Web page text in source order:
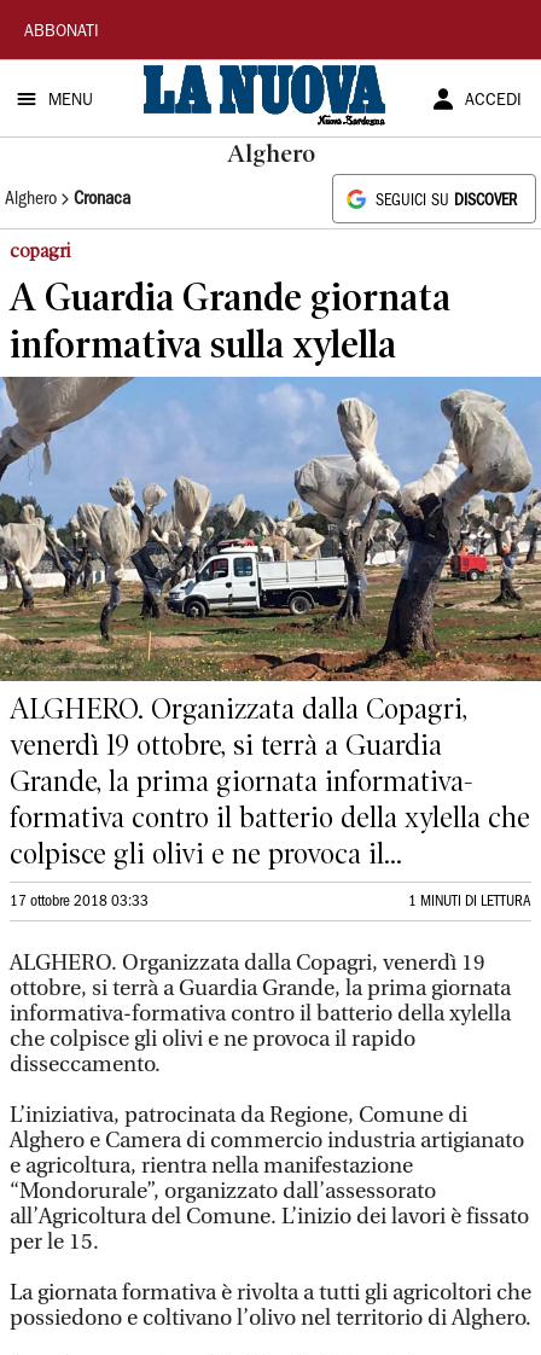
La
Nuova
Sardegna
ABBONATI
MENU ACCEDI
Alghero
Alghero Cronaca SEGUICI SU DISCOVER
copagri
A Guardia Grande giornata
informativa sulla xylella
ALGHERO. Organizzata dalla Copagri,
venerdì 19 ottobre, si terrà a Guardia
Grande, la prima giornata informativa-
formativa contro il batterio della xylella che
colpisce gli olivi e ne provoca il...
17 ottobre 2018 03:33 1 MINUTI DI LETTURA
ALGHERO. Organizzata dalla Copagri, venerdì 19
ottobre, si terrà a Guardia Grande, la prima giornata
informativa-formativa contro il batterio della xylella
che colpisce gli olivi e ne provoca il rapido
disseccamento.
L’iniziativa, patrocinata da Regione, Comune di
Alghero e Camera di commercio industria artigianato
e agricoltura, rientra nella manifestazione
“Mondorurale”, organizzato dall’assessorato
all’Agricoltura del Comune. L’inizio dei lavori è fissato
per le 15.
La giornata formativa è rivolta a tutti gli agricoltori che
possiedono e coltivano l’olivo nel territorio di Alghero.